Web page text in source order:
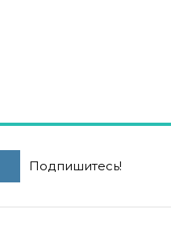
Подпишитесь!